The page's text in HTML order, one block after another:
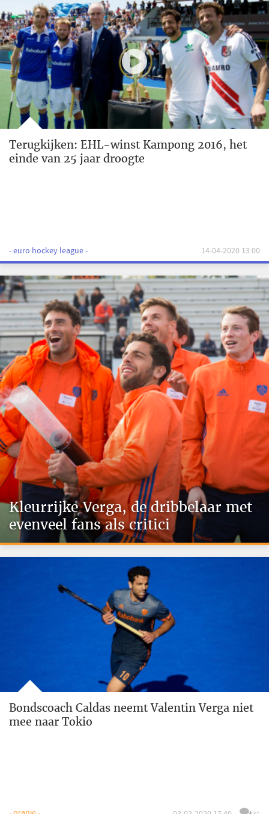
Terugkijken: EHL-winst Kampong 2016, het
einde van 25 jaar droogte
- euro hockey league - 14-04-2020 13:00
Kleurrijke Verga, de dribbelaar met
evenveel fans als critici
Bondscoach Caldas neemt Valentin Verga niet
mee naar Tokio